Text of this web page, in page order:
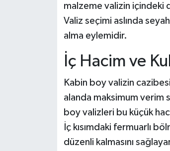
malzeme valizin içindeki
Valiz seçimi aslında
alma eylemidir.
İç Hacim ve
Kabin boy valizin
alanda maksimum verim
boy valizleri bu küçük
İç kısımdaki fermuarlı
düzenli kalmasını